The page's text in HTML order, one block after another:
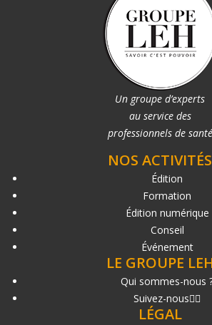
Un groupe d’experts
au service des
professionnels de santé
NOS ACTIVITÉS
Édition
Formation
Édition numérique
Conseil
Événement
LE GROUPE
Qui sommes-nous
Suivez-nous
LÉGAL